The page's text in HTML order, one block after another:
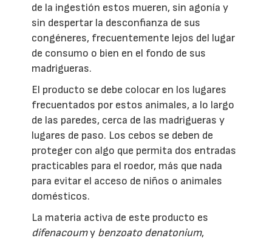
de la ingestión estos mueren, sin agonía y
sin despertar la desconfianza de sus
congéneres, frecuentemente lejos del lugar
de consumo o bien en el fondo de sus
madrigueras.
El producto se debe colocar en los lugares
frecuentados por estos animales, a lo largo
de las paredes, cerca de las madrigueras y
lugares de paso. Los cebos se deben de
proteger con algo que permita dos entradas
practicables para el roedor, más que nada
para evitar el acceso de niños o animales
domésticos.
La materia activa de este producto es
difenacoumy benzoato denatonium,